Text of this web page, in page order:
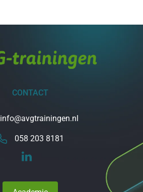
CONTACT
058 203 8181
info@avgtrainingen.nl